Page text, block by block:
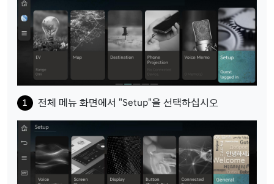
전체 메뉴 화면에서 "Setup"을 선택하십시오